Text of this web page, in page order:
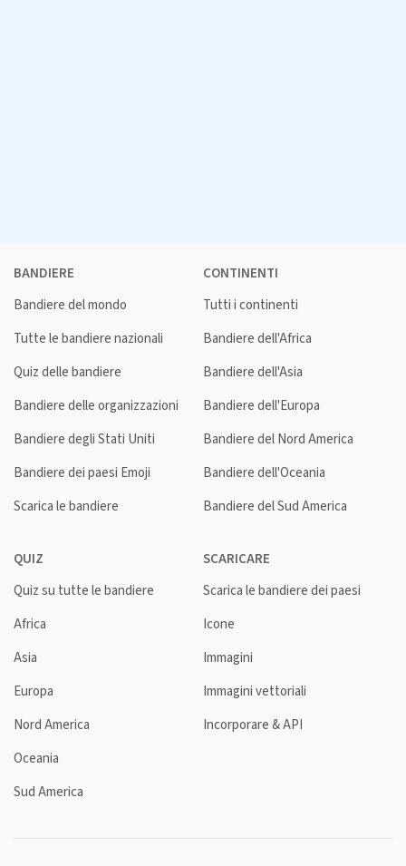
BANDIERE
Bandiere del mondo
Tutte le bandiere nazionali
Quiz delle bandiere
Bandiere delle organizzazioni
Bandiere degli Stati Uniti
Bandiere dei paesi Emoji
Scarica le bandiere
CONTINENTI
Tutti i continenti
Bandiere dell'Africa
Bandiere dell'Asia
Bandiere dell'Europa
Bandiere del Nord America
Bandiere dell'Oceania
Bandiere del Sud America
QUIZ
Quiz su tutte le bandiere
Africa
Asia
Europa
Nord America
Oceania
Sud America
SCARICARE
Scarica le bandiere dei paesi
Icone
Immagini
Immagini vettoriali
Incorporare & API